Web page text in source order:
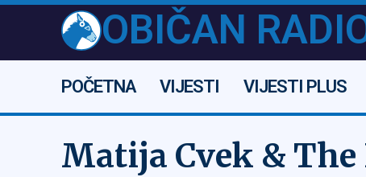
OBIČAN
POČETNA VIJESTI VIJESTI PLUS
Matija Cvek &